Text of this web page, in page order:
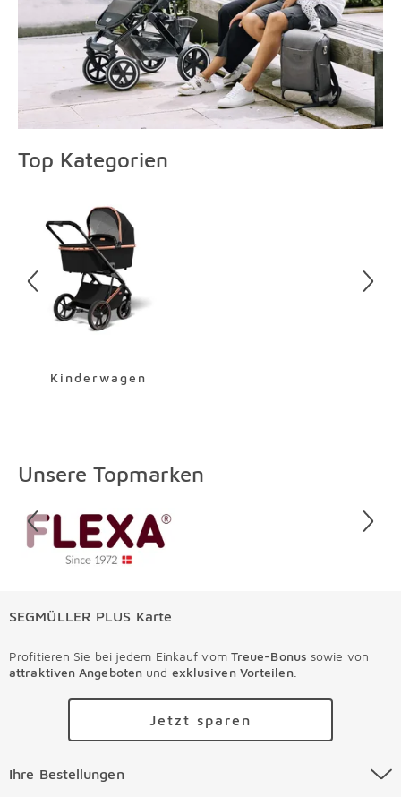
Top Kategorien
Kinderwagen
Unsere Topmarken
Überspringen
SEGMÜLLER PLUS Karte
Profitieren Sie bei jedem Einkauf vom Treue-Bonus sowie von
attraktiven Angeboten und exklusiven Vorteilen.
Jetzt sparen
Ihre Bestellungen Überspringen
Ihre Bestellungen